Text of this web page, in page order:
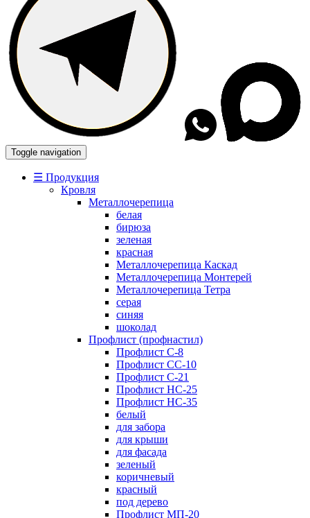
Toggle navigation
☰ Продукция
Кровля
Металлочерепица
белая
бирюза
зеленая
красная
Металлочерепица Каскад
Металлочерепица Монтерей
Металлочерепица Тетра
серая
синяя
шоколад
Профлист (профнастил)
Профлист С-8
Профлист СС-10
Профлист C-21
Профлист НС-25
Профлист НС-35
белый
для забора
для крыши
для фасада
зеленый
коричневый
красный
под дерево
Профлист МП-20